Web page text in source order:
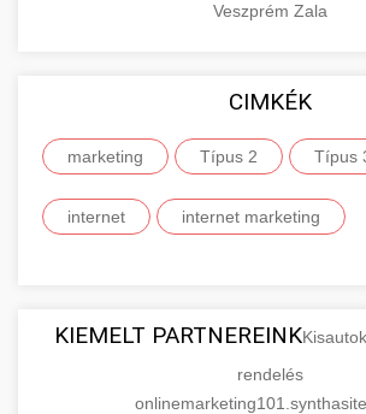
Veszprém Zala
CIMKÉK
marketing Típus 2 Típus
internet internet marketing
KIEMELT PARTNEREINK
rendelés